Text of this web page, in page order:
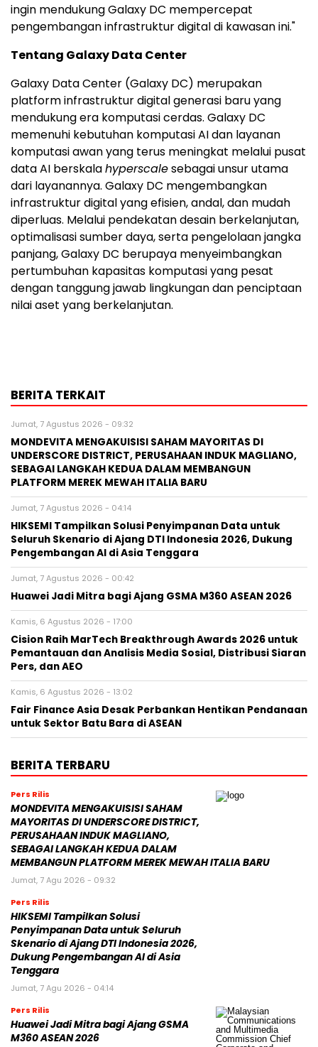
ingin mendukung Galaxy DC mempercepat
pengembangan infrastruktur digital di kawasan ini."
Tentang Galaxy Data Center
Galaxy Data Center (Galaxy DC) merupakan
platform infrastruktur digital generasi baru yang
mendukung era komputasi cerdas. Galaxy DC
memenuhi kebutuhan komputasi AI dan layanan
komputasi awan yang terus meningkat melalui pusat
data AI berskalahyperscalesebagai unsur utama
dari layanannya. Galaxy DC mengembangkan
infrastruktur digital yang efisien, andal, dan mudah
diperluas. Melalui pendekatan desain berkelanjutan,
optimalisasi sumber daya, serta pengelolaan jangka
panjang, Galaxy DC berupaya menyeimbangkan
pertumbuhan kapasitas komputasi yang pesat
dengan tanggung jawab lingkungan dan penciptaan
nilai aset yang berkelanjutan.
BERITA TERKAIT
Jumat, 7 Agustus 2026 - 09:32
MONDEVITA MENGAKUISISI SAHAM MAYORITAS DI
UNDERSCORE DISTRICT, PERUSAHAAN INDUK MAGLIANO,
SEBAGAI LANGKAH KEDUA DALAM MEMBANGUN
PLATFORM MEREK MEWAH ITALIA BARU
Jumat, 7 Agustus 2026 - 04:14
HIKSEMI Tampilkan Solusi Penyimpanan Data untuk
Seluruh Skenario di Ajang DTI Indonesia 2026, Dukung
Pengembangan AI di Asia Tenggara
Jumat, 7 Agustus 2026 - 00:42
Huawei Jadi Mitra bagi Ajang GSMA M360 ASEAN 2026
Kamis, 6 Agustus 2026 - 17:00
Cision Raih MarTech Breakthrough Awards 2026 untuk
Pemantauan dan Analisis Media Sosial, Distribusi Siaran
Pers, dan AEO
Kamis, 6 Agustus 2026 - 13:02
Fair Finance Asia Desak Perbankan Hentikan Pendanaan
untuk Sektor Batu Bara di ASEAN
BERITA TERBARU
Pers Rilis
MONDEVITA MENGAKUISISI SAHAM
MAYORITAS DI UNDERSCORE DISTRICT,
PERUSAHAAN INDUK MAGLIANO,
SEBAGAI LANGKAH KEDUA DALAM
MEMBANGUN PLATFORM MEREK MEWAH ITALIA BARU
Jumat, 7 Agu 2026 - 09:32
Pers Rilis
HIKSEMI Tampilkan Solusi
Penyimpanan Data untuk Seluruh
Skenario di Ajang DTI Indonesia 2026,
Dukung Pengembangan AI di Asia
Tenggara
Jumat, 7 Agu 2026 - 04:14
Pers Rilis
Huawei Jadi Mitra bagi Ajang GSMA
M360 ASEAN 2026